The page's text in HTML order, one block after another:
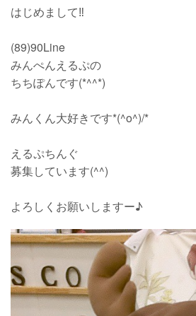
はじめまして‼︎
(89)90Line
みんぺんえるぷの
ちちぽんです(*^^*)
みんくん大好きです*(^o^)/*
えるぷちんぐ
募集しています(^^)
よろしくお願いしますー♪